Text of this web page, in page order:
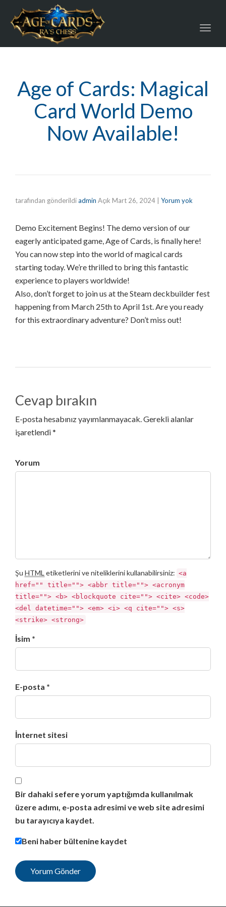
Age of Cards: Magical
Card World Demo
Now Available!
tarafından gönderildiadmin Açık Mart 26, 2024 Yorum yok
Demo Excitement Begins! The demo version of our
eagerly anticipated game, Age of Cards, is finally here!
You can now step into the world of magical cards
starting today. We’re thrilled to bring this fantastic
experience to players worldwide!
Also, don’t forget to join us at the Steam deckbuilder fest
happening from March 25th to April 1st. Are you ready
for this extraordinary adventure? Don’t miss out!
Cevap bırakın
E-posta hesabınız yayımlanmayacak. Gerekli alanlar
işaretlendi *
Yorum
Şu HTML etiketlerini ve niteliklerini kullanabilirsiniz: <a
href="" title=""> <abbr title=""> <acronym
title=""> <b> <blockquote cite=""> <cite> <code>
<del datetime=""> <em> <i> <q cite=""> <s>
<strike> <strong>
İsim *
E-posta *
İnternet sitesi
Bir dahaki sefere yorum yaptığımda kullanılmak
üzere adımı, e-posta adresimi ve web site adresimi
bu tarayıcıya kaydet.
Beni haber bültenine kaydet